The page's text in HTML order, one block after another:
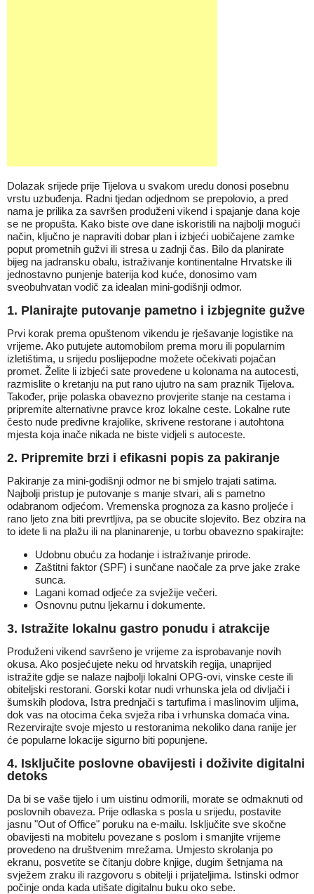
Dolazak srijede prije Tijelova u svakom uredu donosi posebnu
vrstu uzbuđenja. Radni tjedan odjednom se prepolovio, a pred
nama je prilika za savršen produženi vikend i spajanje dana koje
se ne propušta. Kako biste ove dane iskoristili na najbolji mogući
način, ključno je napraviti dobar plan i izbjeći uobičajene zamke
poput prometnih gužvi ili stresa u zadnji čas. Bilo da planirate
bijeg na jadransku obalu, istraživanje kontinentalne Hrvatske ili
jednostavno punjenje baterija kod kuće, donosimo vam
sveobuhvatan vodič za idealan mini-godišnji odmor.
1. Planirajte putovanje pametno i izbjegnite gužve
Prvi korak prema opuštenom vikendu je rješavanje logistike na
vrijeme. Ako putujete automobilom prema moru ili popularnim
izletištima, u srijedu poslijepodne možete očekivati pojačan
promet. Želite li izbjeći sate provedene u kolonama na autocesti,
razmislite o kretanju na put rano ujutro na sam praznik Tijelova.
Također, prije polaska obavezno provjerite stanje na cestama i
pripremite alternativne pravce kroz lokalne ceste. Lokalne rute
često nude predivne krajolike, skrivene restorane i autohtona
mjesta koja inače nikada ne biste vidjeli s autoceste.
2. Pripremite brzi i efikasni popis za pakiranje
Pakiranje za mini-godišnji odmor ne bi smjelo trajati satima.
Najbolji pristup je putovanje s manje stvari, ali s pametno
odabranom odjećom. Vremenska prognoza za kasno proljeće i
rano ljeto zna biti prevrtljiva, pa se obucite slojevito. Bez obzira na
to idete li na plažu ili na planinarenje, u torbu obavezno spakirajte:
Udobnu obuću za hodanje i istraživanje prirode.
Zaštitni faktor (SPF) i sunčane naočale za prve jake zrake
sunca.
Lagani komad odjeće za svježije večeri.
Osnovnu putnu ljekarnu i dokumente.
3. Istražite lokalnu gastro ponudu i atrakcije
Produženi vikend savršeno je vrijeme za isprobavanje novih
okusa. Ako posjećujete neku od hrvatskih regija, unaprijed
istražite gdje se nalaze najbolji lokalni OPG-ovi, vinske ceste ili
obiteljski restorani. Gorski kotar nudi vrhunska jela od divljači i
šumskih plodova, Istra prednjači s tartufima i maslinovim uljima,
dok vas na otocima čeka svježa riba i vrhunska domaća vina.
Rezervirajte svoje mjesto u restoranima nekoliko dana ranije jer
će popularne lokacije sigurno biti popunjene.
4. Isključite poslovne obavijesti i doživite digitalni
detoks
Da bi se vaše tijelo i um uistinu odmorili, morate se odmaknuti od
poslovnih obaveza. Prije odlaska s posla u srijedu, postavite
jasnu "Out of Office" poruku na e-mailu. Isključite sve skočne
obavijesti na mobitelu povezane s poslom i smanjite vrijeme
provedeno na društvenim mrežama. Umjesto skrolanja po
ekranu, posvetite se čitanju dobre knjige, dugim šetnjama na
svježem zraku ili razgovoru s obitelji i prijateljima. Istinski odmor
počinje onda kada utišate digitalnu buku oko sebe.